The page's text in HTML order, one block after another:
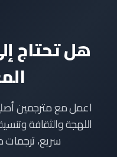
هل تحتاج
اعمل مع مترجمين
اللهجة والثقافة
سريع،